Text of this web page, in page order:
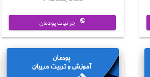
جزئیات پودمان